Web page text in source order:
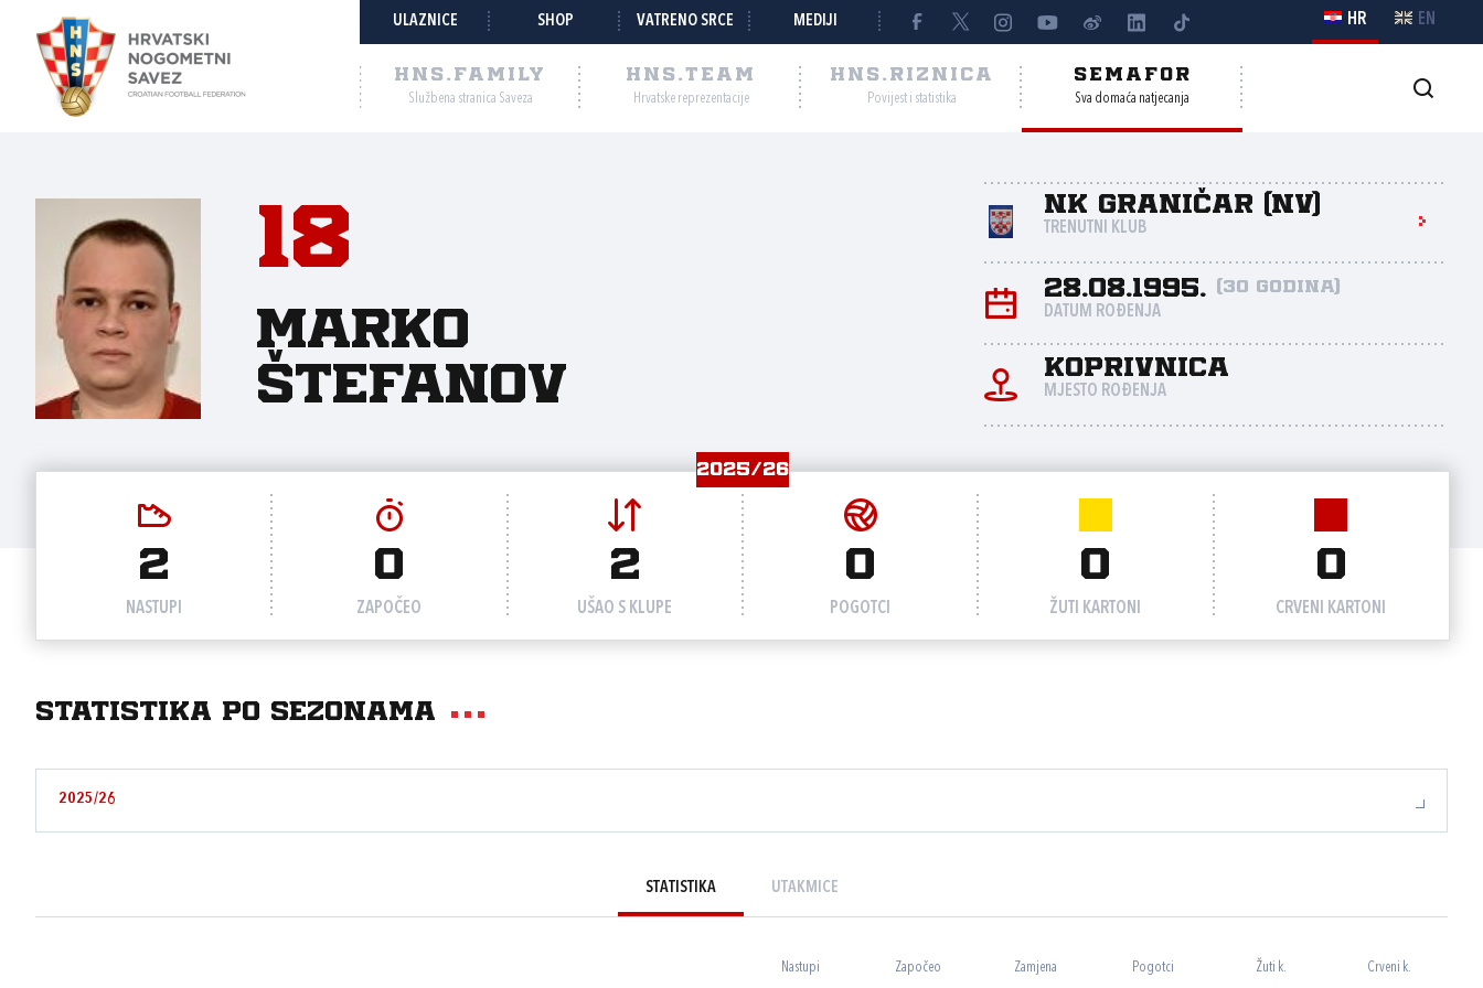
ULAZNICE SHOP VATRENO SRCE MEDIJI HR EN
HNS.FAMILY
Službena stranica Saveza
HNS.TEAM
Hrvatske reprezentacije
HNS.RIZNICA
Povijest i statistika
SEMAFOR
Sva domaća natjecanja
18
Marko
Štefanov
NK Graničar (NV)
TRENUTNI KLUB
28.08.1995. (30 godina)
DATUM ROĐENJA
Koprivnica
MJESTO ROĐENJA
2025/26
2
NASTUPI
0
ZAPOČEO
2
UŠAO S KLUPE
0
POGOTCI
0
ŽUTI KARTONI
0
CRVENI KARTONI
Statistika po sezonama
2025/26
STATISTIKA UTAKMICE
Nastupi Započeo Zamjena Pogotci Žuti k. Crveni k.